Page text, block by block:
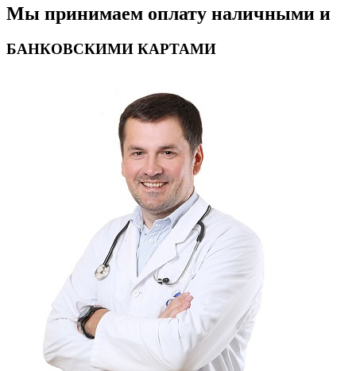
Мы принимаем оплату наличными и
БАНКОВСКИМИ КАРТАМИ